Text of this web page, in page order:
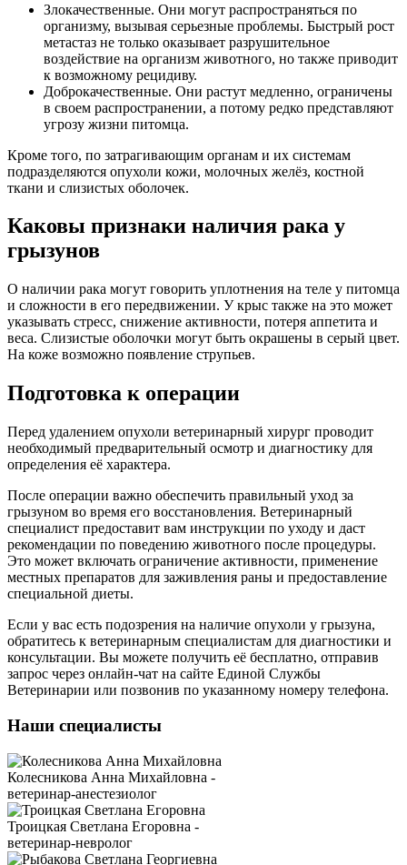
Злокачественные. Они могут распространяться по
организму, вызывая серьезные проблемы. Быстрый рост
метастаз не только оказывает разрушительное
воздействие на организм животного, но также приводит
к возможному рецидиву.
Доброкачественные. Они растут медленно, ограничены
в своем распространении, а потому редко представляют
угрозу жизни питомца.
Кроме того, по затрагивающим органам и их системам
подразделяются опухоли кожи, молочных желёз, костной
ткани и слизистых оболочек.
Каковы признаки наличия рака у
грызунов
О наличии рака могут говорить уплотнения на теле у питомца
и сложности в его передвижении. У крыс также на это может
указывать стресс, снижение активности, потеря аппетита и
веса. Слизистые оболочки могут быть окрашены в серый цвет.
На коже возможно появление струпьев.
Подготовка к операции
Перед удалением опухоли ветеринарный хирург проводит
необходимый предварительный осмотр и диагностику для
определения её характера.
После операции важно обеспечить правильный уход за
грызуном во время его восстановления. Ветеринарный
специалист предоставит вам инструкции по уходу и даст
рекомендации по поведению животного после процедуры.
Это может включать ограничение активности, применение
местных препаратов для заживления раны и предоставление
специальной диеты.
Если у вас есть подозрения на наличие опухоли у грызуна,
обратитесь к ветеринарным специалистам для диагностики и
консультации. Вы можете получить её бесплатно, отправив
запрос через онлайн-чат на сайте Единой Службы
Ветеринарии или позвонив по указанному номеру телефона.
Наши специалисты
Колесникова Анна Михайловна -
ветеринар-анестезиолог
Троицкая Светлана Егоровна -
ветеринар-невролог